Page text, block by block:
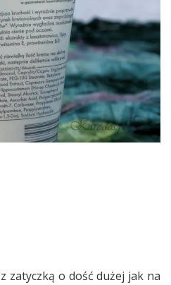
zatyczką o dość dużej jak na